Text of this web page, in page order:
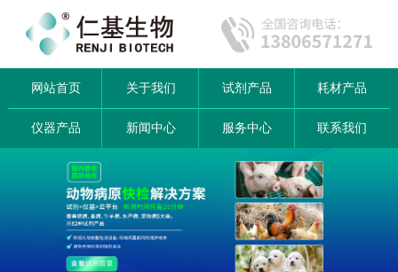
网站首页 关于我们 试剂产品 耗材产品
仪器产品 新闻中心 服务中心 联系我们